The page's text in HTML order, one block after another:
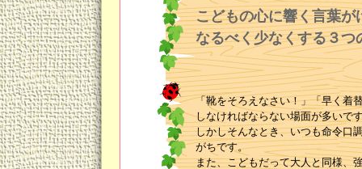
こどもの心に響く言葉
なるべく少なくする３つ
「靴をそろえなさい！」「早く着
しなければならない場面が多いで
しかしそんなとき、いつも命令口
がちです。
また、こどもだって大人と同様、